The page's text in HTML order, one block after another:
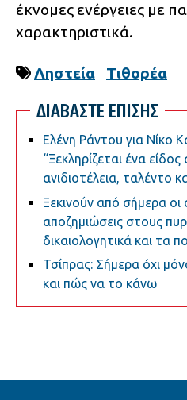
έκνομες ενέργειες με
χαρακτηριστικά.
Ληστεία Τιθορέα
ΔΙΑΒΑΣΤΕ ΕΠΙΣΗΣ
Ελένη Ράντου για Νίκο
“Ξεκληρίζεται ένα
ανιδιοτέλεια, ταλέντο
Ξεκινούν από σήμερα οι
αποζημιώσεις στους
δικαιολογητικά και τα
Τσίπρας: Σήμερα όχι
και πώς να το κάνω